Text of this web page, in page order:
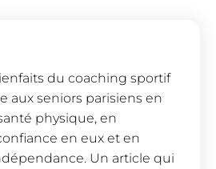
du coaching sportif
aux seniors parisiens en
physique, en
en eux et en
Un article qui